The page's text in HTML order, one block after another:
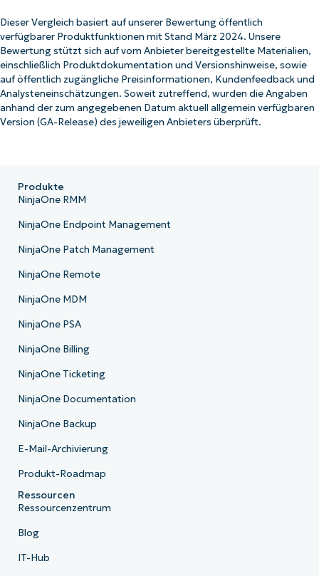
Dieser Vergleich basiert auf unserer Bewertung öffentlich
verfügbarer Produktfunktionen mit Stand März 2024. Unsere
Bewertung stützt sich auf vom Anbieter bereitgestellte Materialien,
einschließlich Produktdokumentation und Versionshinweise, sowie
auf öffentlich zugängliche Preisinformationen, Kundenfeedback und
Analysteneinschätzungen. Soweit zutreffend, wurden die Angaben
anhand der zum angegebenen Datum aktuell allgemein verfügbaren
Version (GA-Release) des jeweiligen Anbieters überprüft.
Produkte
NinjaOne RMM
NinjaOne Endpoint Management
NinjaOne Patch Management
NinjaOne Remote
NinjaOne MDM
NinjaOne PSA
NinjaOne Billing
NinjaOne Ticketing
NinjaOne Documentation
NinjaOne Backup
E-Mail-Archivierung
Produkt-Roadmap
Ressourcen
Ressourcenzentrum
Blog
IT-Hub